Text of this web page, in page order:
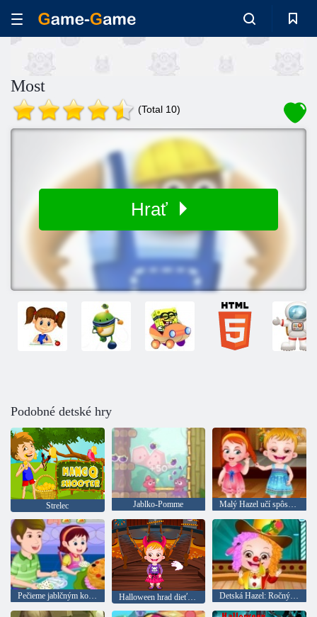
Most
(Total 10)
Hrať
Podobné detské hry
Strelec Jablko-Pomme Malý Hazel učí spôsoby
Pečieme jablčným koláčom Halloween hrad dieťa Hazel Detská Hazel: Ročný školský deň